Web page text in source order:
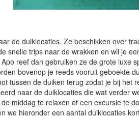
de duiklocaties. Ze beschikken over
snelle trips naar de wrakken en wil je
reef dan gebruiken ze de grote luxe
bovenop je reeds vooruit geboekte
tussen de duiken terug zodat je bij het
naar de duiklocaties die wat verder
middag te relaxen of een excursie te
we hieronder een aantal duiklocaties